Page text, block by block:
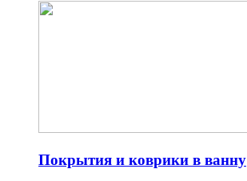
Покрытия и коврики в ванну